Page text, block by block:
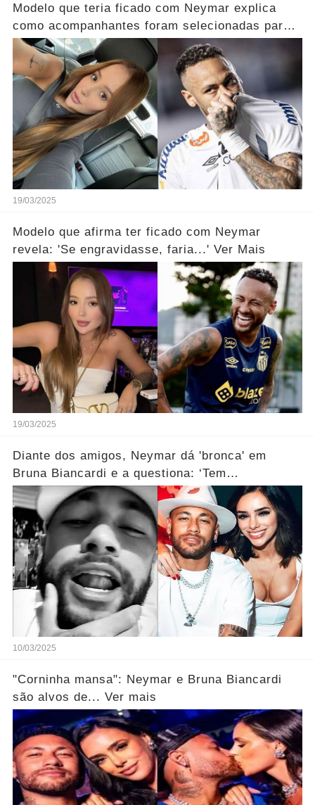
Modelo que teria ficado com Neymar explica
como acompanhantes foram selecionadas para
festa
19/03/2025
Modelo que afirma ter ficado com Neymar
revela: 'Se engravidasse, faria...' Ver Mais
19/03/2025
Diante dos amigos, Neymar dá 'bronca' em
Bruna Biancardi e a questiona: ‘Tem
preconceito?’...Ver mais
10/03/2025
"Corninha mansa": Neymar e Bruna Biancardi
são alvos de... Ver mais